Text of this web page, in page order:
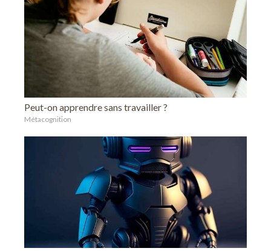
Peut-on apprendre sans travailler ?
Métacognition